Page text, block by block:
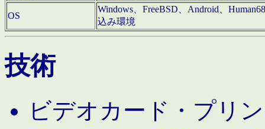
OS
Windows、FreeBSD、Android、
込み環境
技術
ビデオカード・プリ